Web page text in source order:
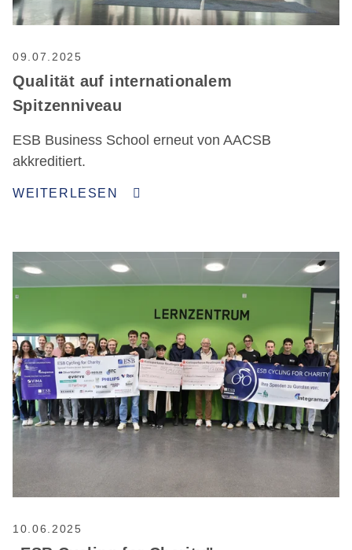
09.07.2025
Qualität auf internationalem
Spitzenniveau
ESB Business School erneut von AACSB
akkreditiert.
WEITERLESEN
10.06.2025